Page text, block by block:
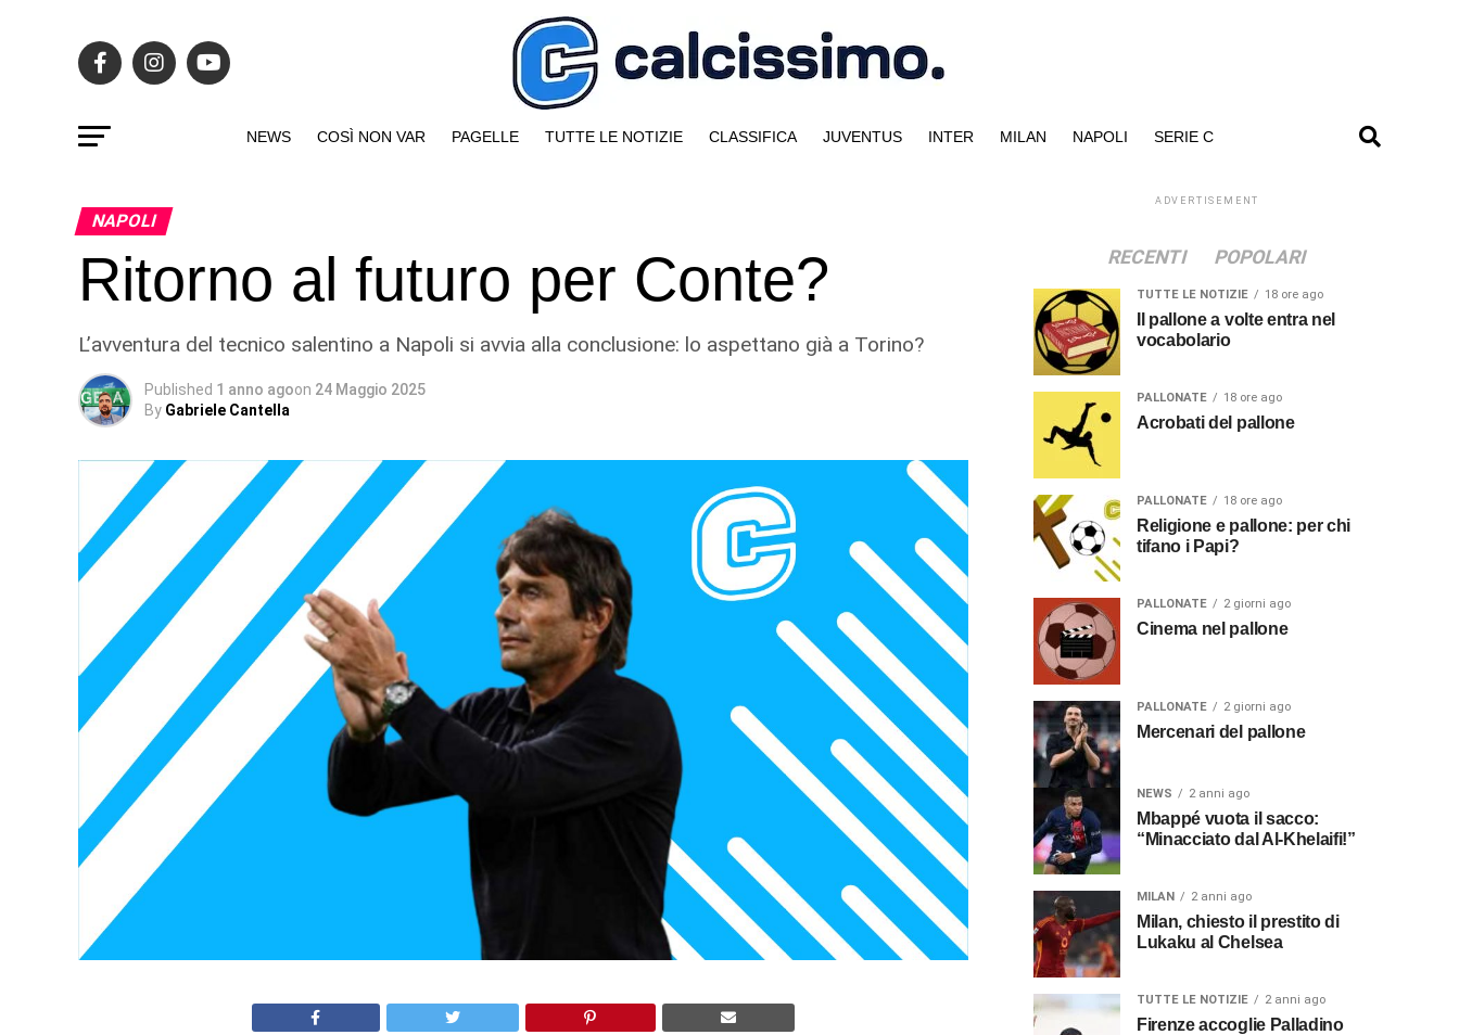
NEWS COSÌ NON VAR PAGELLE TUTTE LE NOTIZIE CLASSIFICA JUVENTUS INTER MILAN NAPOLI SERIE C
NAPOLI
Ritorno al futuro per Conte?
L’avventura del tecnico salentino a Napoli si avvia alla conclusione: lo aspettano già a Torino?
Published 1 anno agoon 24 Maggio 2025
By Gabriele Cantella
ADVERTISEMENT
RECENTI POPOLARI
TUTTE LE NOTIZIE 18 ore ago
Il pallone a volte entra nel
vocabolario
PALLONATE 18 ore ago
Acrobati del pallone
PALLONATE 18 ore ago
Religione e pallone: per chi
tifano i Papi?
PALLONATE 2 giorni ago
Cinema nel pallone
PALLONATE 2 giorni ago
Mercenari del pallone
NEWS 2 anni ago
Mbappé vuota il sacco:
“Minacciato dal Al-Khelaifi!”
MILAN 2 anni ago
Milan, chiesto il prestito di
Lukaku al Chelsea
TUTTE LE NOTIZIE 2 anni ago
Firenze accoglie Palladino